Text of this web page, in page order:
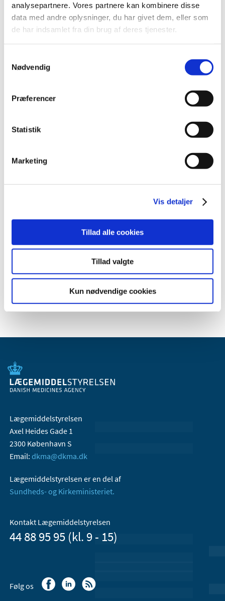
analysepartnere. Vores partnere kan kombinere disse
data med andre oplysninger, du har givet dem, eller som
de har indsamlet fra din brug af deres tjenester.
Nødvendig
Præferencer
Statistik
Marketing
Vis detaljer
Tillad alle cookies
Tillad valgte
Kun nødvendige cookies
2014 (44)
2013 (49)
oktober (3)
juli (2)
maj (3)
februar (4)
2010 (7)
2008 (8)
2006 (9)
Lægemiddelstyrelsen
Axel Heides Gade 1
2300 København S
Email: dkma@dkma.dk
Lægemiddelstyrelsen er en del af
Sundheds- og Kirkeministeriet.
Kontakt Lægemiddelstyrelsen
44 88 95 95 (kl. 9 - 15)
Følg os